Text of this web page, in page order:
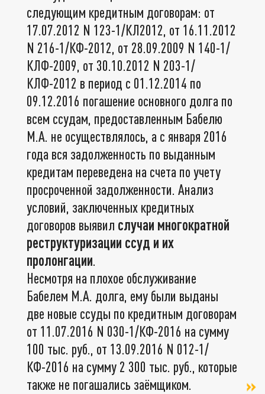
следующим кредитным договорам: от
17.07.2012 N 123-1/КЛ2012, от 16.11.2012
N 216-1/КФ-2012, от 28.09.2009 N 140-1/
КЛФ-2009, от 30.10.2012 N 203-1/
КЛФ-2012 в период с 01.12.2014 по
09.12.2016 погашение основного долга по
всем ссудам, предоставленным Бабелю
М.А. не осуществлялось, а с января 2016
года вся задолженность по выданным
кредитам переведена на счета по учету
просроченной задолженности. Анализ
условий, заключенных кредитных
договоров выявил случаи многократной
реструктуризации ссуд и их
пролонгации.
Несмотря на плохое обслуживание
Бабелем М.А. долга, ему были выданы
две новые ссуды по кредитным договорам
от 11.07.2016 N 030-1/КФ-2016 на сумму
100 тыс. руб., от 13.09.2016 N 012-1/
КФ-2016 на сумму 2 300 тыс. руб., которые
также не погашались заёмщиком.